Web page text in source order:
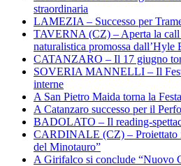
straordinaria
LAMEZIA – Successo per
TAVERNA (CZ) – Aperta la call
naturalistica promossa dall’Hyle
CATANZARO – Il 17 giugno
SOVERIA MANNELLI – Il
interne
A San Pietro Maida torna la
A Catanzaro successo per il
BADOLATO – Il reading-
CARDINALE (CZ) – Proiettato
del Minotauro”
A Girifalco si conclude “Nuovo